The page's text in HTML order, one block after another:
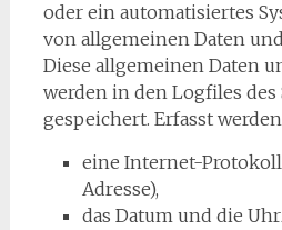
oder ein automatisiertes
von allgemeinen Daten
Diese allgemeinen Daten
werden in den Logfiles des
gespeichert. Erfasst
eine Internet-
Adresse),
das Datum und die